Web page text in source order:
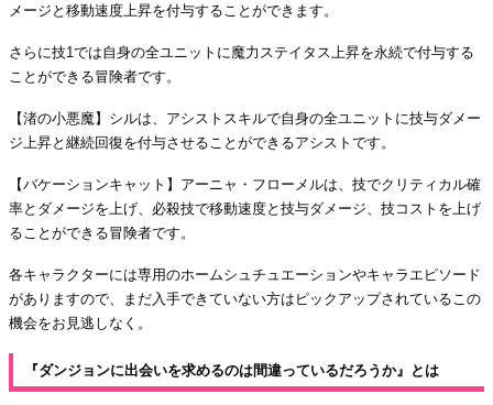
メージと移動速度上昇を付与することができます。
さらに技1では自身の全ユニットに魔力ステイタス上昇を永続で付与する
ことができる冒険者です。
【渚の小悪魔】シルは、アシストスキルで自身の全ユニットに技与ダメー
ジ上昇と継続回復を付与させることができるアシストです。
【バケーションキャット】アーニャ・フローメルは、技でクリティカル確
率とダメージを上げ、必殺技で移動速度と技与ダメージ、技コストを上げ
ることができる冒険者です。
各キャラクターには専用のホームシュチュエーションやキャラエピソード
がありますので、まだ入手できていない方はピックアップされているこの
機会をお見逃しなく。
『ダンジョンに出会いを求めるのは間違っているだろうか』とは